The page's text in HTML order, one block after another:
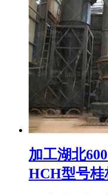
加工湖北
HCH型号桂